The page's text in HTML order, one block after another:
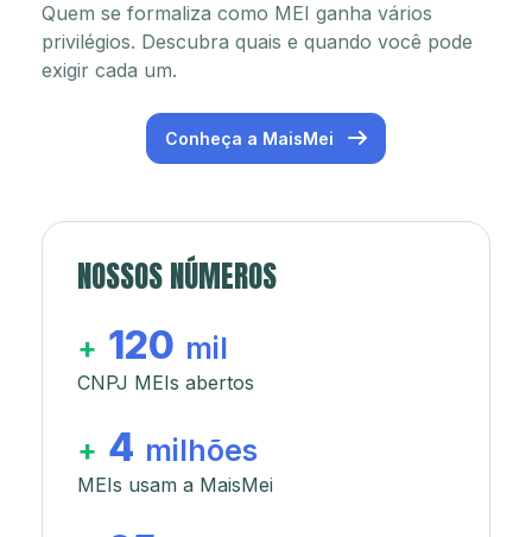
Quem se formaliza como MEI ganha vários
privilégios. Descubra quais e quando você pode
exigir cada um.
Conheça a MaisMei
NOSSOS NÚMEROS
+ 120 mil
CNPJ MEIs abertos
+ 4 milhões
MEIs usam a MaisMei